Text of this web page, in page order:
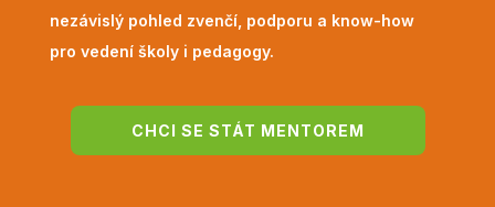
nezávislý pohled zvenčí, podporu a know-how
pro vedení školy i pedagogy.
CHCI SE STÁT MENTOREM